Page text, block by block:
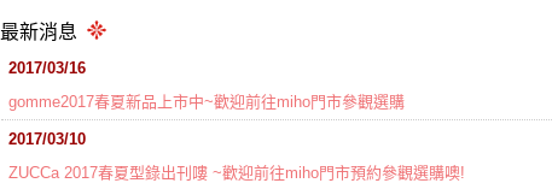
最新消息
2017/03/16
gomme2017春夏新品上市中~歡迎前往miho門市參觀選購
2017/03/10
ZUCCa 2017春夏型錄出刊嘍 ~歡迎前往miho門市預約參觀選購噢!